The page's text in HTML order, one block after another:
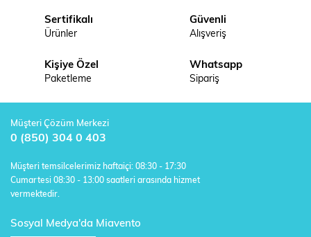
Sertifikalı
Ürünler
Güvenli
Alışveriş
Kişiye Özel
Paketleme
Whatsapp
Sipariş
Müşteri Çözüm Merkezi
0 (850) 304 0 403
Müşteri temsilcelerimiz haftaiçi: 08:30 - 17:30
Cumartesi 08:30 - 13:00 saatleri arasında hizmet
vermektedir.
Sosyal Medya'da Miavento